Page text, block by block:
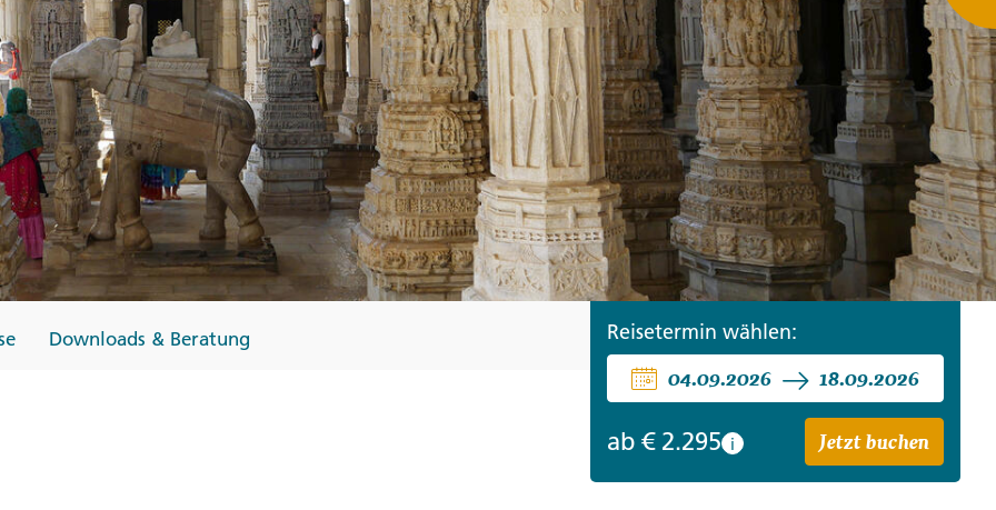
Finnland
Montenegro
Zypern
→ Beratung+49 (0) 431 5446-0 Reisefinder öffnen
→ Beratung +49 (0) 431 5446-0 Reisefinder öffnen
→ Beratung +49 (0) 431 5446-0 Reisefinder öffnen
Downloads & Beratung Reisetermin wählen:
04.09.2026 18.09.2026
ab € 2.295 i Jetzt buchen